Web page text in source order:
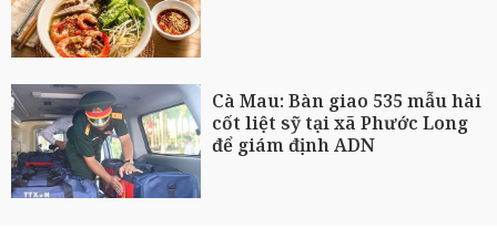
Cà Mau: Bàn giao 535 mẫu hài
cốt liệt sỹ tại xã Phước Long
để giám định ADN